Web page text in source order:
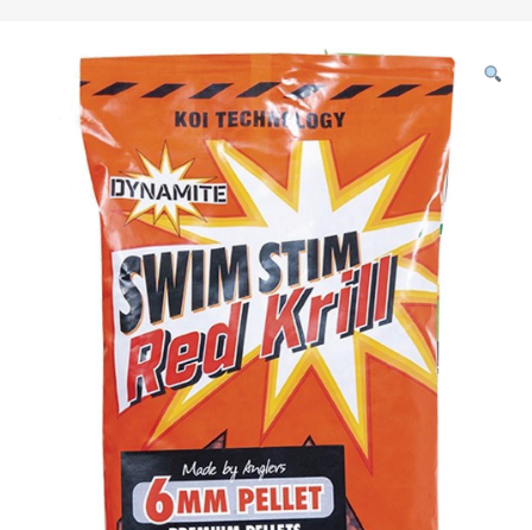
No se pudo cargar el widget de búsqueda.
Inténtalo de nuevo.
Reintentar
Carpfishing Cebos Dynamite Baits Swim